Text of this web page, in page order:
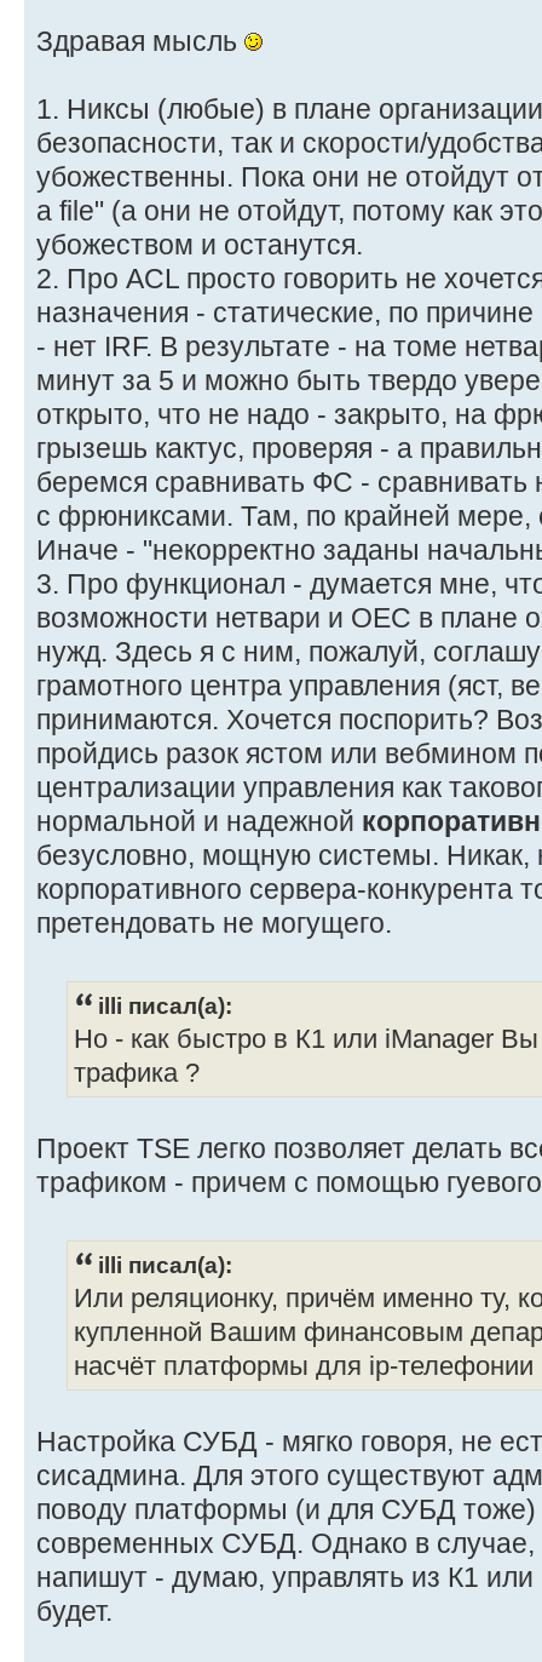
Здравая мысль
1. Никсы (любые) в плане
безопасности, так и скорости/
убожественны. Пока они не отойдут
a file" (а они не отойдут, потому как
убожеством и останутся.
2. Про ACL просто говорить не
назначения - статические, по
- нет IRF. В результате - на томе
минут за 5 и можно быть твердо
открыто, что не надо - закрыто, на
грызешь кактус, проверяя - а
беремся сравнивать ФС - сравнивать
с фрюниксами. Там, по крайней мере,
Иначе - "некорректно заданы
3. Про функционал - думается мне,
возможности нетвари и ОЕС в плане
нужд. Здесь я с ним, пожалуй,
грамотного центра управления (яст,
принимаются. Хочется поспорить?
пройдись разок ястом или вебмином
централизации управления как
нормальной и надежной
безусловно, мощную системы. Никак,
корпоративного сервера-конкурента
претендовать не могущего.
illi писал(а):
Но - как быстро в К1 или iManager
трафика ?
Проект TSE легко позволяет делать
трафиком - причем с помощью
illi писал(а):
Или реляционку, причём именно ту,
купленной Вашим финансовым
насчёт платформы для ip-телефонии
Настройка СУБД - мягко говоря, не
сисадмина. Для этого существуют
поводу платформы (и для СУБД тоже)
современных СУБД. Однако в случае,
напишут - думаю, управлять из К1
будет.